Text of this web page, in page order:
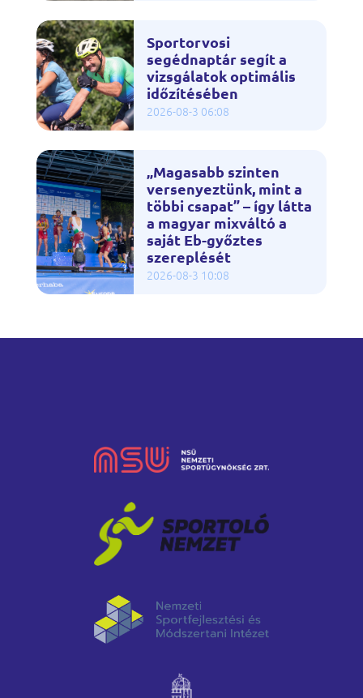
Sportorvosi
segédnaptár segít a
vizsgálatok optimális
időzítésében
2026-08-3 06:08
„Magasabb szinten
versenyeztünk, mint a
többi csapat” – így látta
a magyar mixváltó a
saját Eb-győztes
szereplését
2026-08-3 10:08